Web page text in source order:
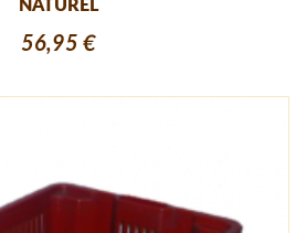
NATUREL
56,95 €